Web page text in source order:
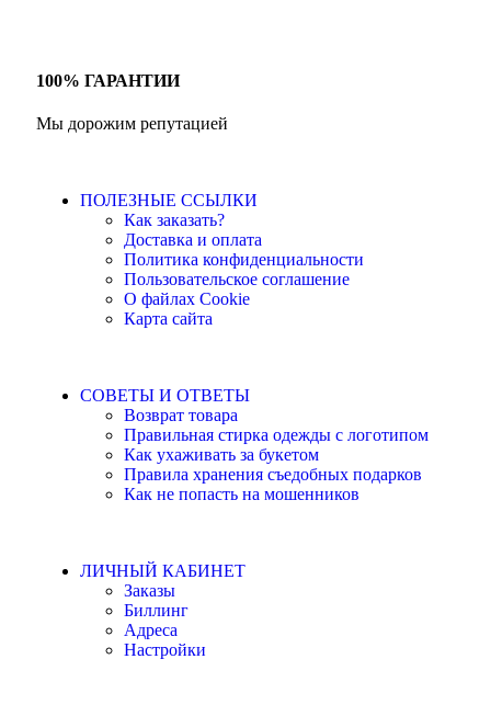
100% ГАРАНТИИ
Мы дорожим репутацией
ПОЛЕЗНЫЕ ССЫЛКИ
Как заказать?
Доставка и оплата
Политика конфиденциальности
Пользовательское соглашение
О файлах Cookie
Карта сайта
СОВЕТЫ И ОТВЕТЫ
Возврат товара
Правильная стирка одежды с логотипом
Как ухаживать за букетом
Правила хранения съедобных подарков
Как не попасть на мошенников
ЛИЧНЫЙ КАБИНЕТ
Заказы
Биллинг
Адреса
Настройки